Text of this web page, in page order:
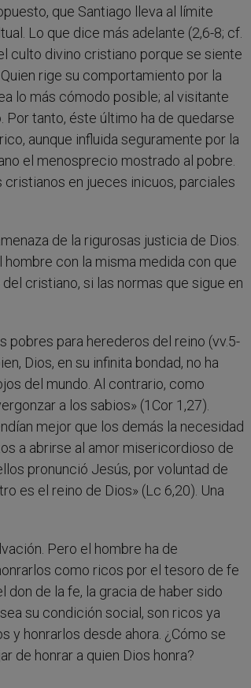
que Santiago lleva al límite
Lo que dice más adelante (2,6-8; cf.
culto divino cristiano porque se siente
rige su comportamiento por la
lo más cómodo posible; al visitante
tanto, éste último ha de quedarse
aunque influida seguramente por la
el menosprecio mostrado al pobre.
en jueces inicuos, parciales
de la rigurosas justicia de Dios.
con la misma medida con que
cristiano, si las normas que sigue en
pobres para herederos del reino (vv.5-
Dios, en su infinita bondad, no ha
del mundo. Al contrario, como
a los sabios» (1Cor 1,27).
mejor que los demás la necesidad
a abrirse al amor misericordioso de
pronunció Jesús, por voluntad de
es el reino de Dios» (Lc 6,20). Una
Pero el hombre ha de
como ricos por el tesoro de fe
don de la fe, la gracia de haber sido
su condición social, son ricos ya
y honrarlos desde ahora. ¿Cómo se
de honrar a quien Dios honra?